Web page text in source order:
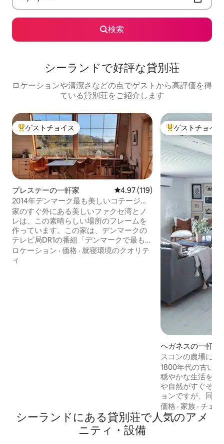
検索
シーランドで好評な貸別荘
ロケーションや清潔さなどの点でゲストから高評価を得
ている貸別荘をご紹介します
大好評のゲストチョイスです。
ゲストチョイス
プレステーの一軒家 レビュー119件、5つ星中4.97つ
4.97 (119)
2014年デンマーク最も美しいコテージに
選出
家のすぐ外にある美しいファクセ湾とノ
レは、この素晴らしい場所のフレームを
作っています。この家は、デンマークの
テレビ局DR1の番組「デンマークで最も美
しい別荘」の優勝者に選ばれました
（2014年）。天井までの高さが4mの広々
ロケーション · 価格 · 就寝環境のクオリテ
ィ
大好評のゲスト
ゲストチョイス
ヘガネスの一軒家
スコンの農場にあ
ンに滞在
1800年代の古い
穏やかな生活をお
や自然がすぐそば
ョンですが、同
楽、ショッピング
も近いです。 ここでは、約120平方メート
ルの2つの寝室、
価格 ·家族 ·チェ
シーランドにある貸別荘で人気のアメ
ニティ・設備